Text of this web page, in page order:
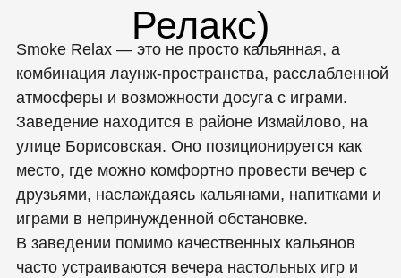
Chilling Moscow — это не просто кальянная, а
лаунж‑бар в центре столицы с атмосферой уюта,
дизайном и развлекательными элементами,
включая бесплатные игровые приставки
PS5/PS4 в ВИП‑зонах и большие экраны, на
которых можно выводить контент по своему
желанию. Заведение располагается в
Спартаковском переулке, недалеко от метро
Красносельская/Бауманская, и работает до
глубокой ночи, предлагая гостям расслабиться
Место задумано как приватный клуб‑лаунж, где
(Чиллинг Москоу)